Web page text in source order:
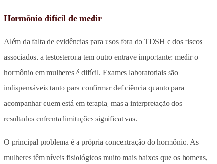
Hormônio difícil de medir
Além da falta de evidências para usos fora do TDSH e dos riscos
associados, a testosterona tem outro entrave importante: medir o
hormônio em mulheres é difícil. Exames laboratoriais são
indispensáveis tanto para confirmar deficiência quanto para
acompanhar quem está em terapia, mas a interpretação dos
resultados enfrenta limitações significativas.
O principal problema é a própria concentração do hormônio. As
mulheres têm níveis fisiológicos muito mais baixos que os homens,